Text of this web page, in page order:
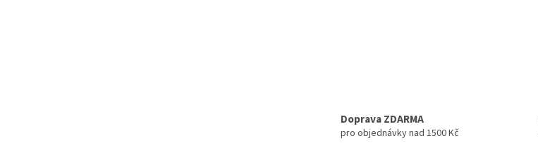
Doprava ZDARMA
pro objednávky nad 1500 Kč